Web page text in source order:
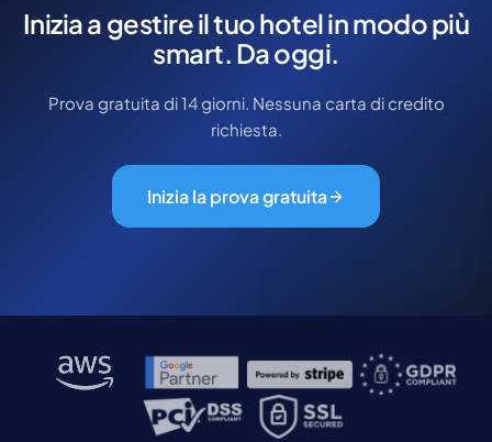
Inizia a gestire il tuo hotel in modo più
smart. Da oggi.
Prova gratuita di 14 giorni. Nessuna carta di credito
richiesta.
Inizia la prova gratuita